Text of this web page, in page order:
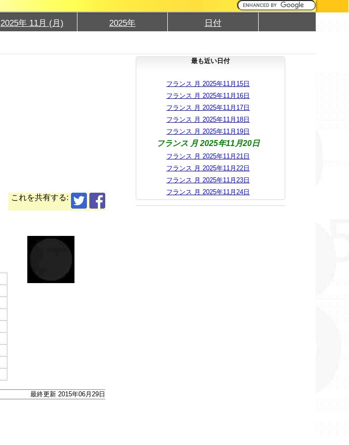
2025年 11月 (月) 2025年 日付
これを共有する:
最終更新 2015年06月29日
最も近い日付
フランス 月 2025年11月15日
フランス 月 2025年11月16日
フランス 月 2025年11月17日
フランス 月 2025年11月18日
フランス 月 2025年11月19日
フランス 月 2025年11月20日
フランス 月 2025年11月21日
フランス 月 2025年11月22日
フランス 月 2025年11月23日
フランス 月 2025年11月24日